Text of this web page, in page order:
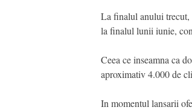
La finalul anului trecut,
la finalul lunii iunie,
Ceea ce inseamna ca
aproximativ 4.000 de
In momentul lansarii